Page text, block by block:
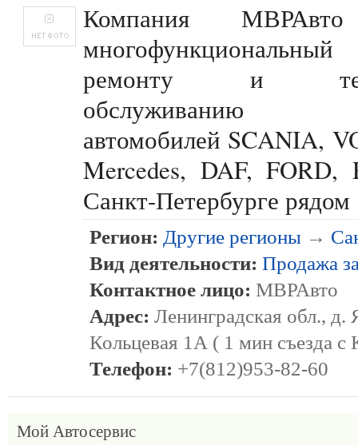
Компания
ремонту и
обслуживанию
автомобилей SCANIA,
Mercedes, DAF, FORD,
Санкт-Петербурге
Регион: Другие регионы →
Вид деятельности: Продажа
Контактное лицо: МВРАвто
Адрес: Ленинградская обл., д.
Кольцевая 1А ( 1 мин съезда
Телефон: +7(812)953-82-60
Мой Автосервис